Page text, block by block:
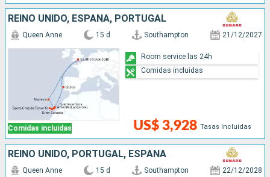
REINO UNIDO, ESPAÑA, PORTUGAL
Comidas incluidas
Queen Anne 15 d Southampton 21/12/2027
US$ 3,928 Tasas incluidas
Room service las 24h
Comidas incluidas
REINO UNIDO, PORTUGAL, ESPAÑA
Queen Anne 15 d Southampton 22/12/2028